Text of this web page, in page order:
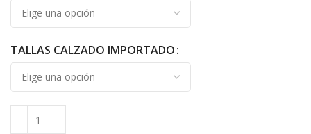
TALLAS CALZADO IMPORTADO